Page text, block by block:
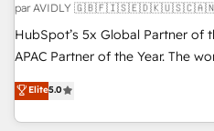
par AVIDLY
HubSpot’s 5x Global Partner of
APAC Partner of the Year. The
fully accredited HubSpot Solutions Partner.
HubSpot projects delivered and
EMEA, APAC and NAM, we de-
Elite5.0